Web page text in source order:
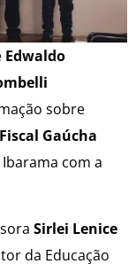
Edwaldo
sobre
Gaúcha
com a
Sirlei Lenice
da Educação